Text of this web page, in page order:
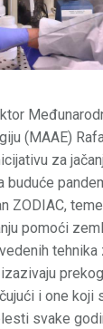
(MAAE)
za
buduće
ZODIAC,
pomoći
i one koji
svake